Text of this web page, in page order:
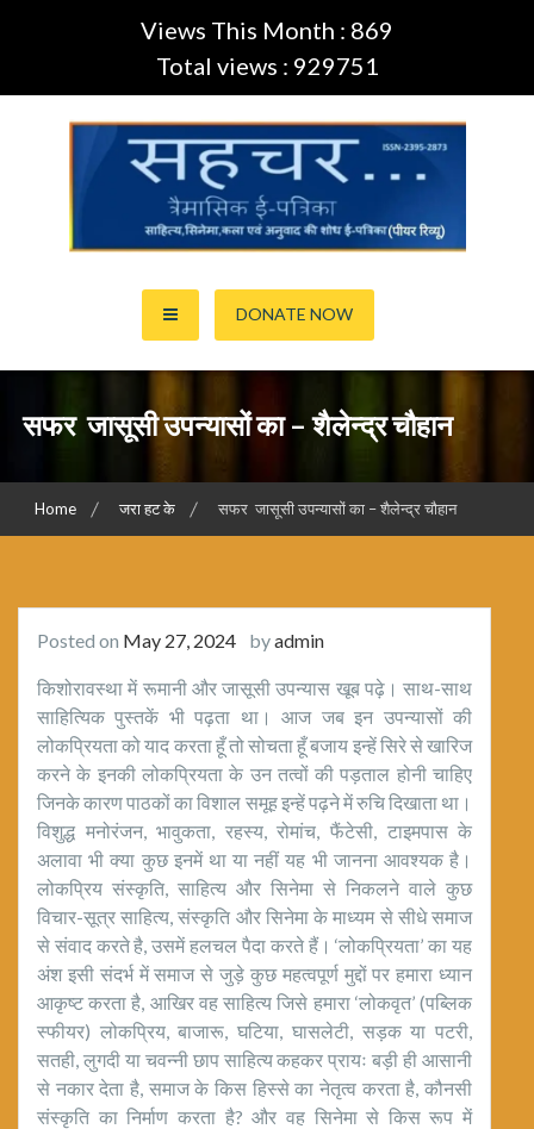
Views This Month : 869
Total views : 929751
सहचर ई-पत्रिका… (ISSN:2395-
2873)
DONATE NOW
सफर जासूसी उपन्यासों का – शैलेन्द्र चौहान
Home जरा हट के सफर जासूसी उपन्यासों का – शैलेन्द्र चौहान
Posted on May 27, 2024 byadmin
किशोरावस्था में रूमानी और जासूसी उपन्यास खूब पढ़े। साथ-साथ
साहित्यिक पुस्तकें भी पढ़ता था। आज जब इन उपन्यासों की
लोकप्रियता को याद करता हूँ तो सोचता हूँ बजाय इन्हें सिरे से खारिज
करने के इनकी लोकप्रियता के उन तत्वों की पड़ताल होनी चाहिए
जिनके कारण पाठकों का विशाल समूह इन्हें पढ़ने में रुचि दिखाता था।
विशुद्ध मनोरंजन, भावुकता, रहस्य, रोमांच, फैंटेसी, टाइमपास के
अलावा भी क्या कुछ इनमें था या नहीं यह भी जानना आवश्यक है।
लोकप्रिय संस्कृति, साहित्य और सिनेमा से निकलने वाले कुछ
विचार-सूत्र साहित्य, संस्कृति और सिनेमा के माध्यम से सीधे समाज
से संवाद करते है, उसमें हलचल पैदा करते हैं। ‘लोकप्रियता’ का यह
अंश इसी संदर्भ में समाज से जुड़े कुछ महत्वपूर्ण मुद्दों पर हमारा ध्यान
आकृष्ट करता है, आखिर वह साहित्य जिसे हमारा ‘लोकवृत’ (पब्लिक
स्फीयर) लोकप्रिय, बाजारू, घटिया, घासलेटी, सड़क या पटरी,
सतही, लुगदी या चवन्नी छाप साहित्य कहकर प्रायः बड़ी ही आसानी
से नकार देता है, समाज के किस हिस्से का नेतृत्व करता है, कौनसी
संस्कृति का निर्माण करता है? और वह सिनेमा से किस रूप में